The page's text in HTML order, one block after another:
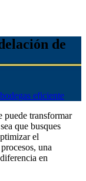
de
eficiente
puede transformar
que busques
el
una
en